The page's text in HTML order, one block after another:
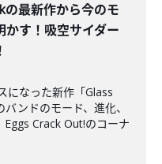
最新作から今のモ
かす！吸空サイダー
になった新作「Glass
ンドのモード、進化、
Crack Out!のコーナ